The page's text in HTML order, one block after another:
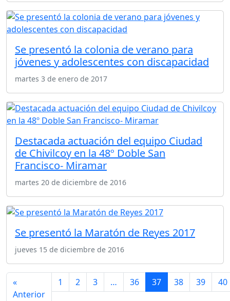
Se presentó la colonia de verano para
jóvenes y adolescentes con discapacidad
martes 3 de enero de 2017
Destacada actuación del equipo Ciudad
de Chivilcoy en la 48º Doble San
Francisco- Miramar
martes 20 de diciembre de 2016
Se presentó la Maratón de Reyes 2017
jueves 15 de diciembre de 2016
«
Anterior
1 2 3 … 36 37 38 39 40